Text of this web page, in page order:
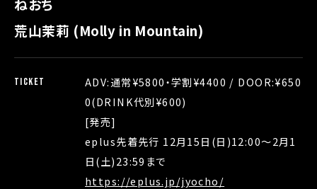
荒山茉莉 (Molly in Mountain)
TICKET
ADV:通常¥5800・学割¥4400 / DOOR:¥650
0(DRINK代別¥600)
[発売]
eplus先着先行 12月15日(日)12:00〜2月1
日(土)23:59まで
https://eplus.jp/jyocho/